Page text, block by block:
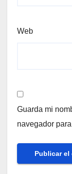
Web
Guarda mi
navegador